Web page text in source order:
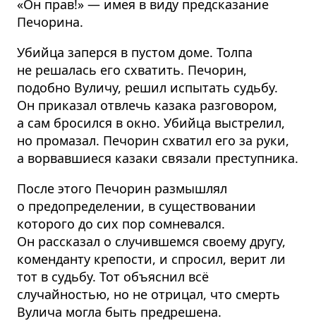
«Он прав!» — имея в виду предсказание
Печорина.
Убийца заперся в пустом доме. Толпа
не решалась его схватить. Печорин,
подобно Вуличу, решил испытать судьбу.
Он приказал отвлечь казака разговором,
а сам бросился в окно. Убийца выстрелил,
но промазал. Печорин схватил его за руки,
а ворвавшиеся казаки связали преступника.
После этого Печорин размышлял
о предопределении, в существовании
которого до сих пор сомневался.
Он рассказал о случившемся своему другу,
коменданту крепости, и спросил, верит ли
тот в судьбу. Тот объяснил всё
случайностью, но не отрицал, что смерть
Вулича могла быть предрешена.